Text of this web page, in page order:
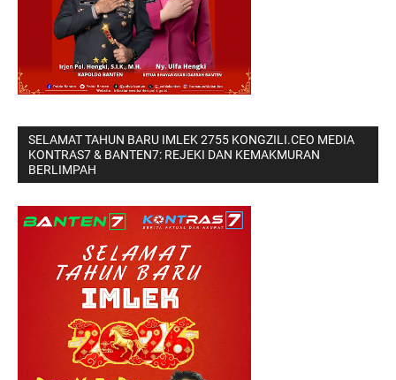
SELAMAT TAHUN BARU IMLEK 2755 KONGZILI.CEO MEDIA
KONTRAS7 & BANTEN7: REJEKI DAN KEMAKMURAN
BERLIMPAH